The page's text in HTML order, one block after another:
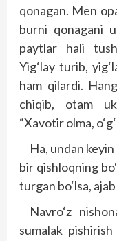
qonagan. Men
burni qonagani
paytlar hali
Yig‘lay turib,
ham qilardi.
chiqib, otam
“Xavotir olma,
Ha, undan
bir qishloqning
turgan bo‘lsa,
Navro‘z
sumalak